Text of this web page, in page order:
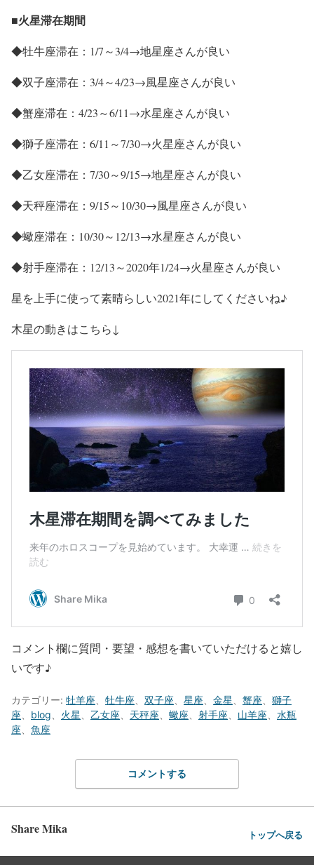
■火星滞在期間
◆牡牛座滞在：1/7～3/4→地星座さんが良い
◆双子座滞在：3/4～4/23→風星座さんが良い
◆蟹座滞在：4/23～6/11→水星座さんが良い
◆獅子座滞在：6/11～7/30→火星座さんが良い
◆乙女座滞在：7/30～9/15→地星座さんが良い
◆天秤座滞在：9/15～10/30→風星座さんが良い
◆蠍座滞在：10/30～12/13→水星座さんが良い
◆射手座滞在：12/13～2020年1/24→火星座さんが良い
星を上手に使って素晴らしい2021年にしてくださいね♪
木星の動きはこちら↓
コメント欄に質問・要望・感想を書いていただけると嬉し
いです♪
カテゴリー: 牡羊座 牡牛座 双子座 星座 金星 蟹座
獅子
座
blog 火星 乙女座 天秤座 蠍座 射手座 山羊座
水瓶
座
魚座
コメントする
Share Mika トップへ戻る